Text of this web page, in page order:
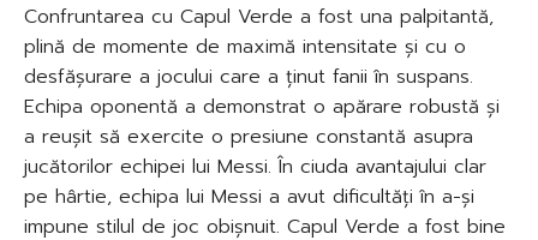
Confruntarea cu Capul Verde a fost una palpitantă,
plină de momente de maximă intensitate și cu o
desfășurare a jocului care a ținut fanii în suspans.
Echipa oponentă a demonstrat o apărare robustă și
a reușit să exercite o presiune constantă asupra
jucătorilor echipei lui Messi. În ciuda avantajului clar
pe hârtie, echipa lui Messi a avut dificultăți în a-și
impune stilul de joc obișnuit. Capul Verde a fost bine